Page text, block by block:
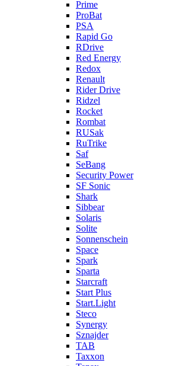
Prime
ProBat
PSA
Rapid Go
RDrive
Red Energy
Redox
Renault
Rider Drive
Ridzel
Rocket
Rombat
RUSak
RuTrike
Saf
SeBang
Security Power
SF Sonic
Shark
Sibbear
Solaris
Solite
Sonnenschein
Space
Spark
Sparta
Starcraft
Start Plus
Start.Light
Steco
Synergy
Sznajder
TAB
Taxxon